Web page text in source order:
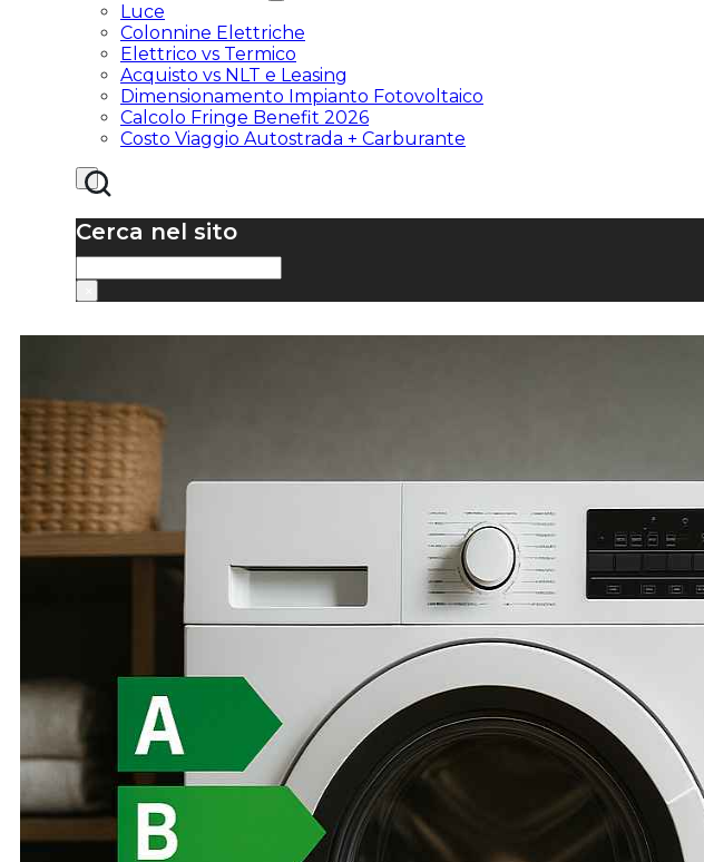
Luce
Colonnine Elettriche
Elettrico vs Termico
Acquisto vs NLT e Leasing
Dimensionamento Impianto Fotovoltaico
Calcolo Fringe Benefit 2026
Costo Viaggio Autostrada + Carburante
Cerca nel sito